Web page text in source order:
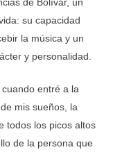
su capacidad
la música y un
y personalidad.
entré a la
mis sueños, la
todos los picos altos
de la persona que